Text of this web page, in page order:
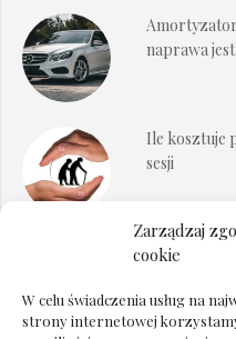
Zarządzaj
cookie
W celu świadczenia usług na
strony internetowej
Amortyzator
naprawa
Ile kosztuje
sesji
Dokumenty